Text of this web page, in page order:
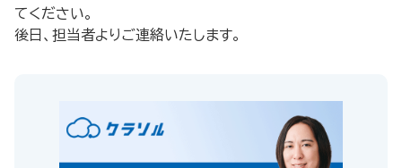
てください。
後日、担当者よりご連絡いたします。